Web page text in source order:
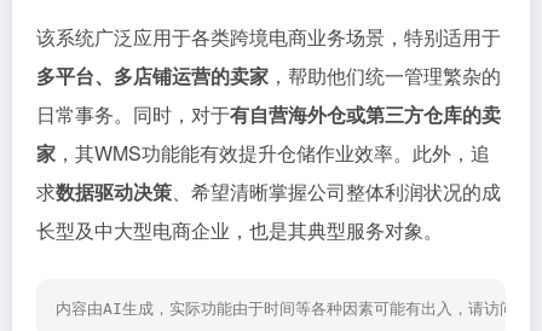
该系统广泛应用于各类跨境电商业务场景，特别适用于
多平台、多店铺运营的卖家 ，帮助他们统一管理繁杂的
日常事务。同时，对于有自营海外仓或第三方仓库的卖
家 ，其WMS功能能有效提升仓储作业效率。此外，追
求数据驱动决策、希望清晰掌握公司整体利润状况的成
长型及中大型电商企业，也是其典型服务对象。
内容由AI生成，实际功能由于时间等各种因素可能有出入，请访问网